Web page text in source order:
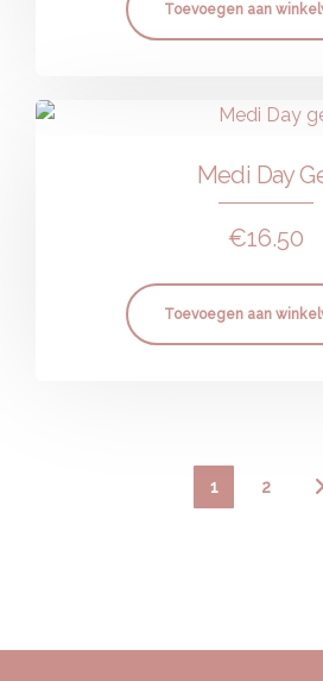
Toevoegen aan
Medi Day
€16.50
Toevoegen aan
1 2